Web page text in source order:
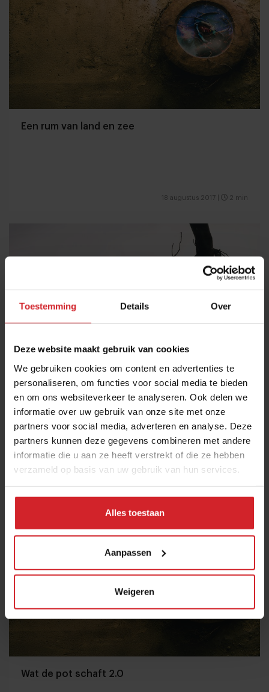
Toestemming Details Over
Deze website maakt gebruik van cookies
We gebruiken cookies om content en advertenties te
personaliseren, om functies voor social media te bieden
en om ons websiteverkeer te analyseren. Ook delen we
informatie over uw gebruik van onze site met onze
partners voor social media, adverteren en analyse. Deze
partners kunnen deze gegevens combineren met andere
informatie die u aan ze heeft verstrekt of die ze hebben
verzameld op basis van uw gebruik van hun services.
Alles toestaan
Aanpassen
Weigeren
Een rum van land en zee
18 augustus 2017 2 min
Duurzame genetisch gemodificeerde zalm
Real superfood
18 augustus 2017 | 2 min
Wat de pot schaft 2.0